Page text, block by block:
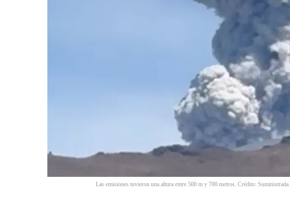
Las emisiones tuvieron una altura entre 500 m y 700 metros. Crédito: Suministrada.